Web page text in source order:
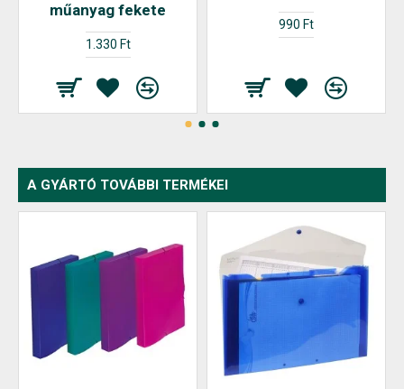
műanyag fekete
1.330 Ft
990 Ft
A GYÁRTÓ TOVÁBBI TERMÉKEI